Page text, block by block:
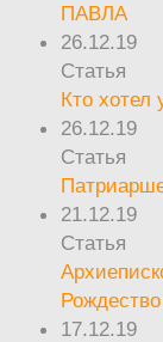
ПАВЛА
26.12.19
Статья
Кто хотел
26.12.19
Статья
21.12.19
Статья
17.12.19